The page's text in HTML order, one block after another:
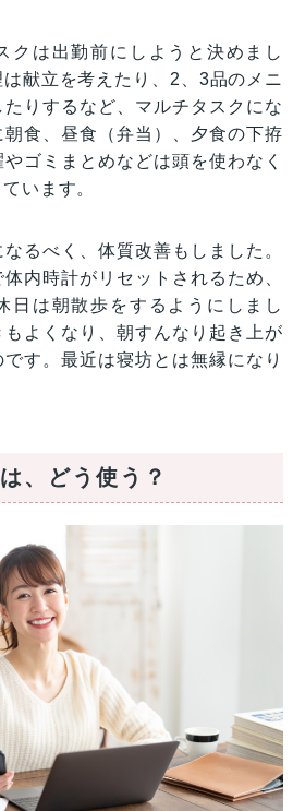
クは出勤前にしようと決めまし
献立を考えたり、2、3品のメニ
たりするなど、マルチタスクにな
食、昼食（弁当）、夕食の下拵
ゴミまとめなどは頭を使わなく
います。
るべく、体質改善もしました。
内時計がリセットされるため、
日は朝散歩をするようにしまし
よくなり、朝すんなり起き上が
す。最近は寝坊とは無縁になり
、どう使う？